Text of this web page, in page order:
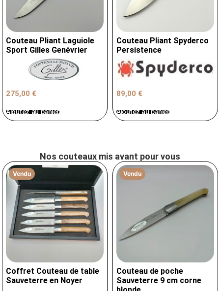
Couteau Pliant Laguiole
Sport Gilles Genévrier
275,00 €
Ajoutez au panier
Couteau Pliant Spyderco
Persistence
89,00 €
Ajoutez au panier
Nos couteaux mis avant pour vous
Vendu
Coffret Couteau de table
Sauveterre en Noyer
Vendu
Couteau de poche
Sauveterre 9 cm corne